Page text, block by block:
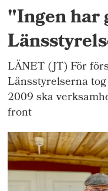
"Ingen har
LÄNET (JT) För
Länsstyrelserna
2009 ska
front